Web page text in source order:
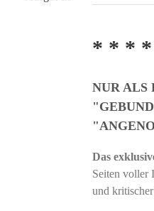
* * *
NUR ALS
Das
Seiten voller
und